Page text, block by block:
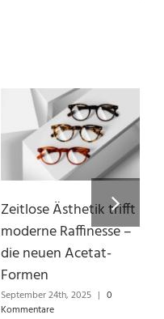
Zeitlose Ästhetik trifft
moderne Raffinesse –
die neuen Acetat-
Formen
September 24th, 2025 | 0
Kommentare